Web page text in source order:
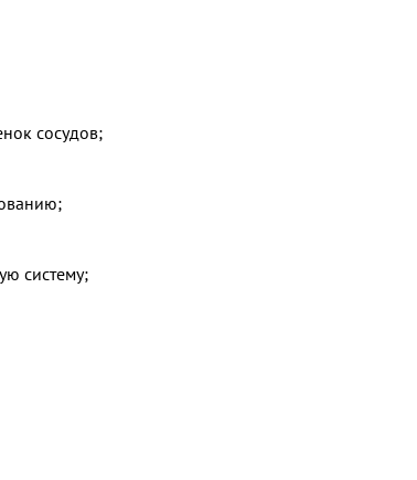
сосудов;
систему;